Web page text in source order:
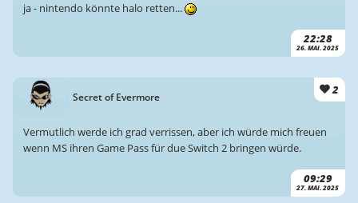
22:28
26. MAI. 2025
ja - nintendo könnte halo retten...
Secret of Evermore
2
09:29
27. MAI. 2025
Vermutlich werde ich grad verrissen, aber ich würde mich freuen
wenn MS ihren Game Pass für due Switch 2 bringen würde.